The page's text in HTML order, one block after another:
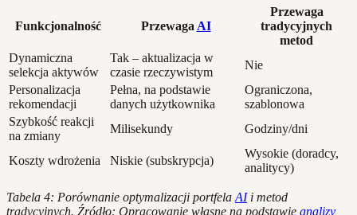
Funkcjonalność Przewaga AI
Przewaga
tradycyjnych
metod
Dynamiczna
selekcja aktywów
Tak – aktualizacja w
czasie rzeczywistym
Nie
Personalizacja
rekomendacji
Pełna, na podstawie
danych użytkownika
Ograniczona,
szablonowa
Szybkość reakcji
na zmiany
Milisekundy Godziny/dni
Koszty wdrożenia Niskie (subskrypcja)
Wysokie (doradcy,
analitycy)
Tabela 4: Porównanie optymalizacji portfela AIi metod
tradycyjnych. Źródło: Opracowanie własne na podstawie analizy